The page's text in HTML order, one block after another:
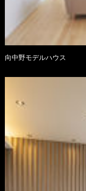
向中野モデルハウス